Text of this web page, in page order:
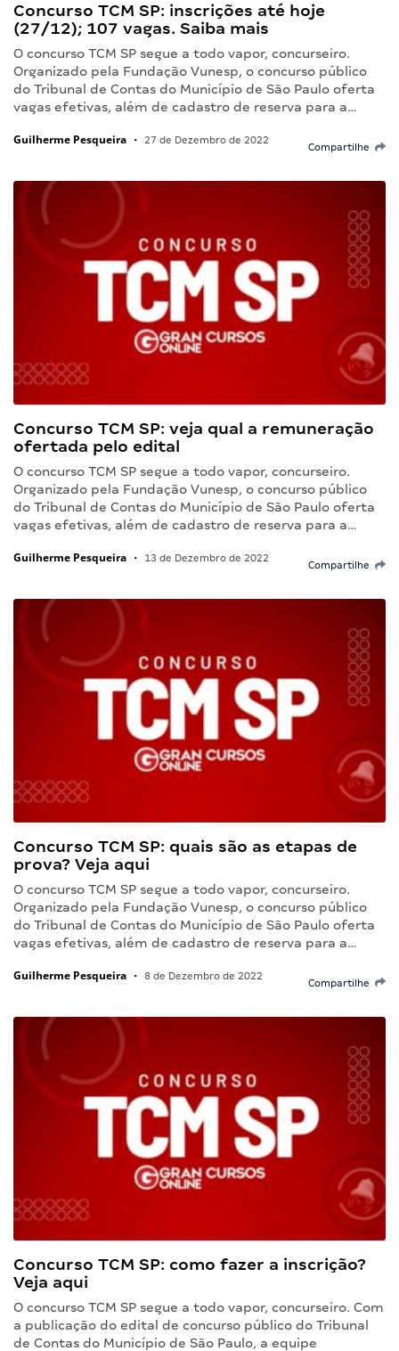
Concurso TCM SP: inscrições até hoje
(27/12); 107 vagas. Saiba mais
O concurso TCM SP segue a todo vapor, concurseiro.
Organizado pela Fundação Vunesp, o concurso público
do Tribunal de Contas do Município de São Paulo oferta
vagas efetivas, além de cadastro de reserva para a…
Guilherme Pesqueira • 27 de Dezembro de 2022
Compartilhe
Concurso TCM SP: veja qual a remuneração
ofertada pelo edital
O concurso TCM SP segue a todo vapor, concurseiro.
Organizado pela Fundação Vunesp, o concurso público
do Tribunal de Contas do Município de São Paulo oferta
vagas efetivas, além de cadastro de reserva para a…
Guilherme Pesqueira • 13 de Dezembro de 2022
Compartilhe
Concurso TCM SP: quais são as etapas de
prova? Veja aqui
O concurso TCM SP segue a todo vapor, concurseiro.
Organizado pela Fundação Vunesp, o concurso público
do Tribunal de Contas do Município de São Paulo oferta
vagas efetivas, além de cadastro de reserva para a…
Guilherme Pesqueira • 8 de Dezembro de 2022
Compartilhe
Concurso TCM SP: como fazer a inscrição?
Veja aqui
O concurso TCM SP segue a todo vapor, concurseiro. Com
a publicação do edital de concurso público do Tribunal
de Contas do Município de São Paulo, a equipe